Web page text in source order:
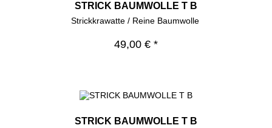
STRICK BAUMWOLLE T B
Strickkrawatte / Reine Baumwolle
49,00 € *
STRICK BAUMWOLLE T B